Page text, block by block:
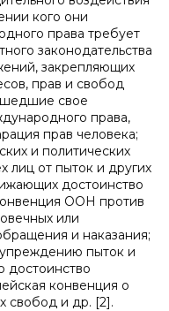
кого они
права требует
законодательства
закрепляющих
прав и свобод
свое
права,
прав человека;
и политических
лиц от пыток и других
достоинство
ООН против
или
и наказания;
пыток и
достоинство
конвенция о
свобод и др. [2].